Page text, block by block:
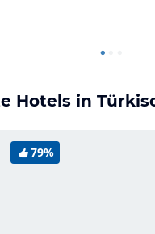
Hotels in
79%